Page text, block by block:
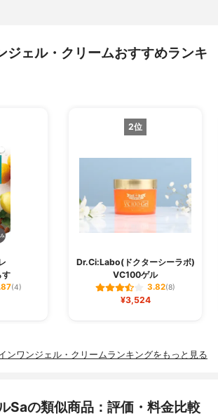
ジェル・クリームおすすめランキ
す
(4)
2位
Dr.Ci:Labo(ドクターシーラボ)
VC100ゲル
3.82(8)
¥3,524
ンワンジェル・クリームランキングをもっと見る
Saの類似商品：評価・料金比較